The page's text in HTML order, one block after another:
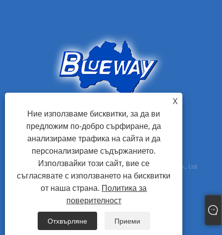
Авторско право © 2021 Foshan Blueway Electric Appliances Co., Ltd.
Sitemap RSS
XML
Политика за поверителност
X
Ние използваме бисквитки, за да ви
предложим по-добро сърфиране, да
анализираме трафика на сайта и да
персонализираме съдържанието.
Използвайки този сайт, вие се
съгласявате с използването на бисквитки
от наша страна. Политика за
поверителност
Отхвърляне Приеми